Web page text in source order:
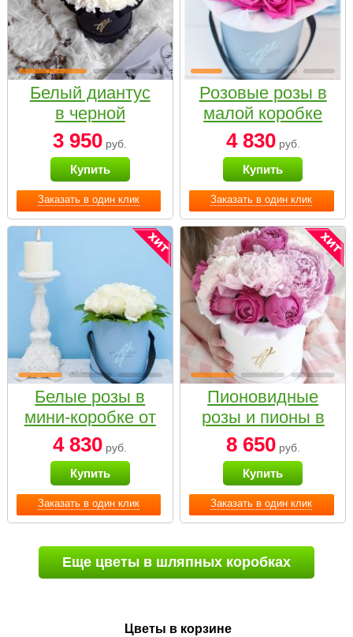
Заказать в один клик
Белый диантус
в черной
коробке Small
3 950 руб.
Купить
Заказать в один клик
Розовые розы в
малой коробке
4 830руб.
Купить
Заказать в один клик
Белые розы в
мини-коробке от
Bella Fiori
4 830 руб.
Купить
Заказать в один клик
Пионовидные
розы и пионы в
белой коробке
Small
8 650руб.
Купить
Еще цветы в шляпных коробках
Цветы в корзине